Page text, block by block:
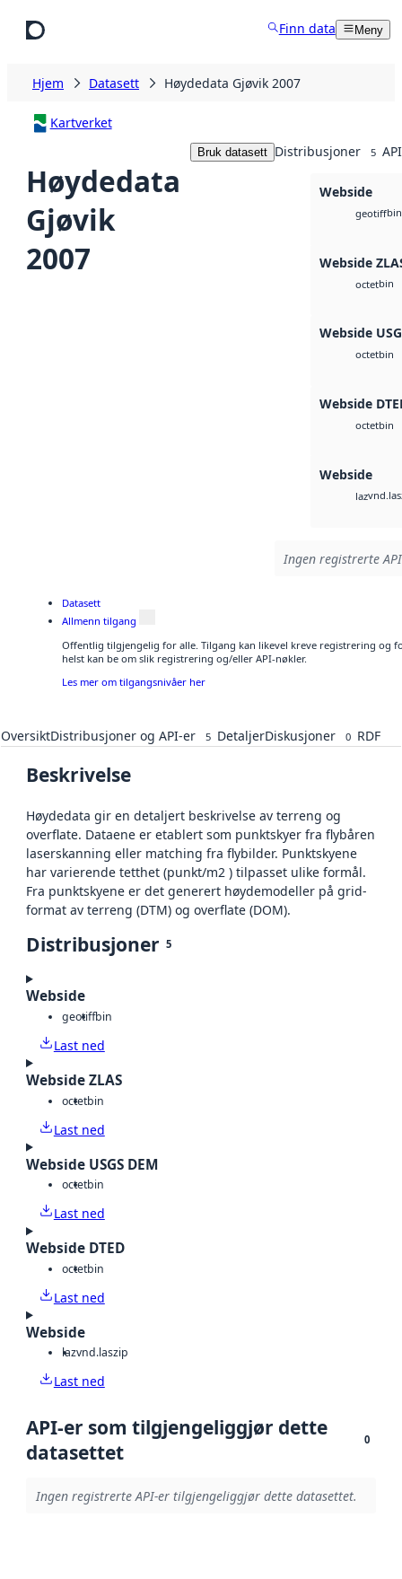
Finn data Meny
Hjem Datasett Høydedata Gjøvik 2007
Kartverket
Høydedata
Gjøvik
2007
Bruk datasett Distribusjoner 5
Webside
geotiffbin
Webside
octetbin
Webside
octetbin
Webside
octetbin
Webside
laz
Ingen registrerte
Datasett
Allmenn tilgang
Offentlig tilgjengelig for alle. Tilgang kan likevel kreve registrering og
helst kan be om slik registrering og/eller API-nøkler.
Les mer om tilgangsnivåer her
OversiktDistribusjoner og API-er 5 DetaljerDiskusjoner 0 RDF
Beskrivelse
Høydedata gir en detaljert beskrivelse av terreng og
overflate. Dataene er etablert som punktskyer fra flybåren
laserskanning eller matching fra flybilder. Punktskyene
har varierende tetthet (punkt/m2 ) tilpasset ulike formål.
Fra punktskyene er det generert høydemodeller på grid-
format av terreng (DTM) og overflate (DOM).
Distribusjoner 5
Webside
geotiffbin
Last ned
Webside ZLAS
octetbin
Last ned
Webside USGS DEM
octetbin
Last ned
Webside DTED
octetbin
Last ned
Webside
lazvnd.laszip
Last ned
API-er som tilgjengeliggjør dette
datasettet
0
Ingen registrerte API-er tilgjengeliggjør dette datasettet.